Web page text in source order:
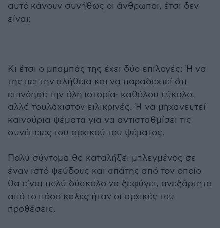
αυτό κάνουν συνήθως οι άνθρωποι, έτσι δεν
είναι;
Κι έτσι ο μπαμπάς της έχει δύο επιλογές: Ή να
της πει την αλήθεια και να παραδεχτεί ότι
επινόησε την όλη ιστορία· καθόλου εύκολο,
αλλά τουλάχιστον ειλικρινές. Ή να μηχανευτεί
καινούρια ψέματα για να αντισταθμίσει τις
συνέπειες του αρχικού του ψέματος.
Πολύ σύντομα θα καταλήξει μπλεγμένος σε
έναν ιστό ψεύδους και απάτης από τον οποίο
θα είναι πολύ δύσκολο να ξεφύγει, ανεξάρτητα
από το πόσο καλές ήταν οι αρχικές του
προθέσεις.